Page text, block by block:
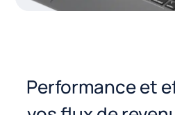
Performance et